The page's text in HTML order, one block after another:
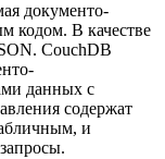
документо-
кодом. В качестве
CouchDB
данных с
содержат
и